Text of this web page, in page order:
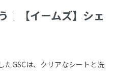
｜【イームズ】シェ
たGSCは、クリアなシートと洗